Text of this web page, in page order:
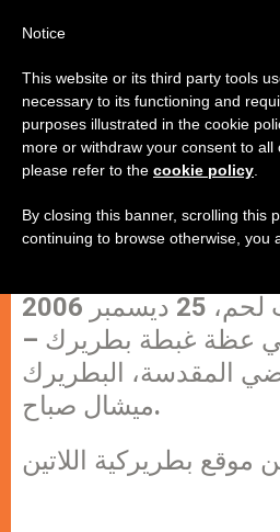
التي تهدد حاضرنا
قضية عدم الاستقرار
بيت لحم، 25 ديسمبر 2006 (zenit.org).
– ننشر في ما يلي عظة غبطة بطريرك
المقدسة، البطريرك
ميشال صباح.
Notice
This website or its third party tools
necessary to its functioning and
purposes illustrated in the cookie
more or withdraw your consent to all
please refer to the cookie policy
By closing this banner, scrolling this
continuing to browse otherwise, you